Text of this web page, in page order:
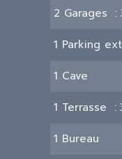
2 Garages
1 Parking
1 Cave
1 Terrasse
1 Bureau